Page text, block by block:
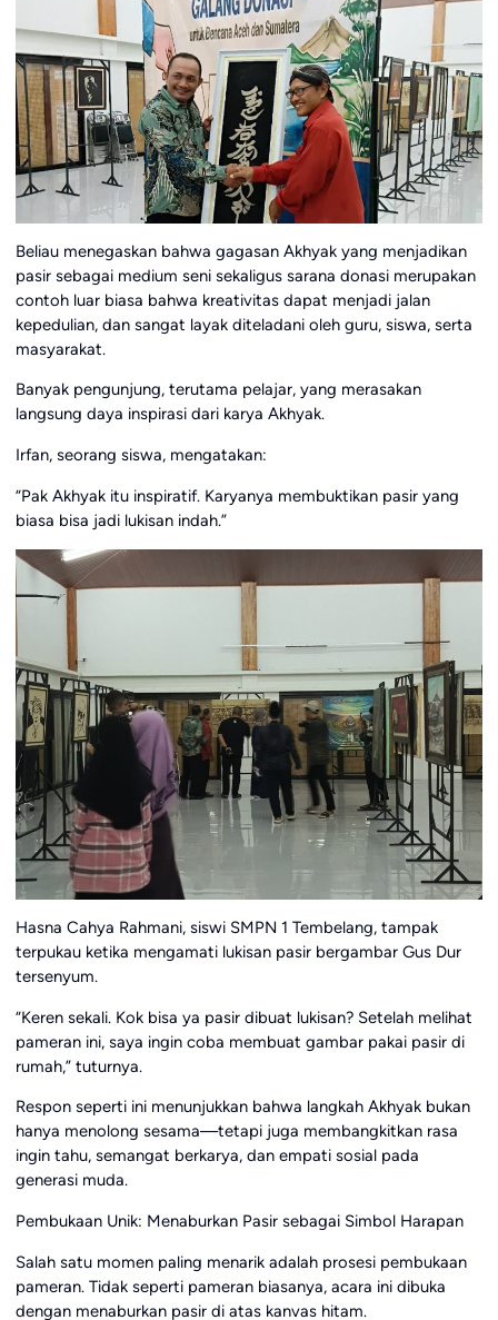
Beliau menegaskan bahwa gagasan Akhyak yang menjadikan
pasir sebagai medium seni sekaligus sarana donasi merupakan
contoh luar biasa bahwa kreativitas dapat menjadi jalan
kepedulian, dan sangat layak diteladani oleh guru, siswa, serta
masyarakat.
Banyak pengunjung, terutama pelajar, yang merasakan
langsung daya inspirasi dari karya Akhyak.
Irfan, seorang siswa, mengatakan:
“Pak Akhyak itu inspiratif. Karyanya membuktikan pasir yang
biasa bisa jadi lukisan indah.”
Hasna Cahya Rahmani, siswi SMPN 1 Tembelang, tampak
terpukau ketika mengamati lukisan pasir bergambar Gus Dur
tersenyum.
“Keren sekali. Kok bisa ya pasir dibuat lukisan? Setelah melihat
pameran ini, saya ingin coba membuat gambar pakai pasir di
rumah,” tuturnya.
Respon seperti ini menunjukkan bahwa langkah Akhyak bukan
hanya menolong sesama—tetapi juga membangkitkan rasa
ingin tahu, semangat berkarya, dan empati sosial pada
generasi muda.
Pembukaan Unik: Menaburkan Pasir sebagai Simbol Harapan
Salah satu momen paling menarik adalah prosesi pembukaan
pameran. Tidak seperti pameran biasanya, acara ini dibuka
dengan menaburkan pasir di atas kanvas hitam.